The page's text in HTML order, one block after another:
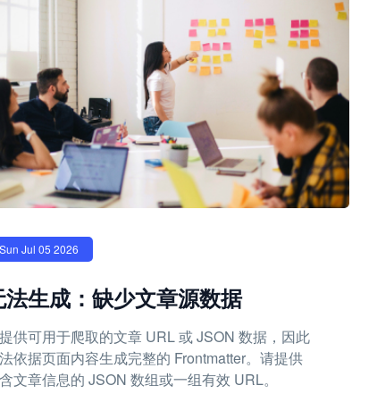
Sun Jul 05 2026
法生成：缺少文章源数据
供可用于爬取的文章 URL 或 JSON 数据，因此
依据页面内容生成完整的 Frontmatter。请提供
文章信息的 JSON 数组或一组有效 URL。